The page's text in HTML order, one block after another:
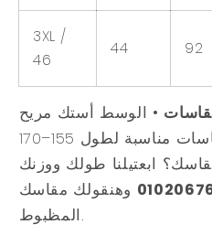
3XL /
46
44 92
• الوسط أستك مريح
ويتمدد حتى 90 سم • القياسات مناسبة لطول 155–170
ابعتيلنا طولك ووزنك
وهنقولك مقاسك
المظبوط.